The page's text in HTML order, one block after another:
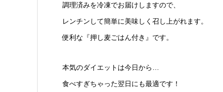
調理済みを冷凍でお届けしますので、
レンチンして簡単に美味しく召し上がれます。
便利な『押し麦ごはん付き』です。
本気のダイエットは今日から…
食べすぎちゃった翌日にも最適です！